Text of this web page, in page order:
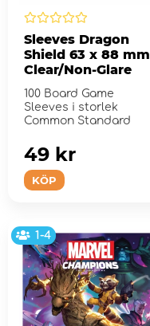
Sleeves Dragon
Shield 63 x 88 mm
Clear/Non-Glare
100 Board Game
Sleeves i storlek
Common Standard
KÖP
49 kr
1-4